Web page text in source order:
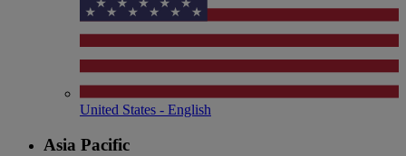
United States - English
Asia Pacific